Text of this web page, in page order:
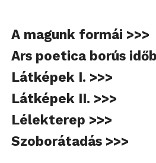
A magunk formái >>>
Ars poetica borús
Látképek I. >>>
Látképek II. >>>
Lélekterep >>>
Szoborátadás >>>